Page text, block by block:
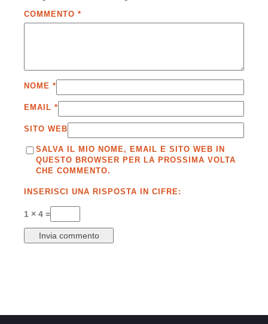
COMMENTO *
NOME *
EMAIL *
SITO WEB
SALVA IL MIO NOME, EMAIL E SITO WEB IN
QUESTO BROWSER PER LA PROSSIMA VOLTA
CHE COMMENTO.
INSERISCI UNA RISPOSTA IN CIFRE:
1 × 4 =